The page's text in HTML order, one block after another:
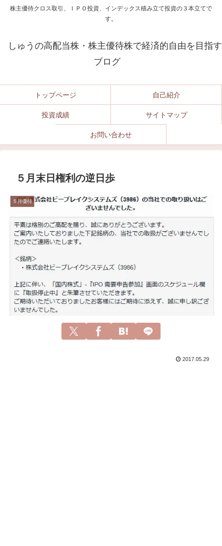
株主優待クロス取引、ＩＰＯ投資、インデックス積み立て投資の３本立てで
す。
しゅうの高配当株・株主優待株で経済的自由を目指す
ブログ
トップページ 自己紹介
投資成績 サイトマップ
お問い合わせ
５月末日権利の逆日歩
５月優待
2017.05.29